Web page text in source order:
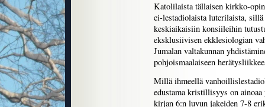
Katolilaista tällaisen kirkko-
ei-lestadiolaista luterilaista,
keskiaikaisiin konsiileihin
eksklusiivisen ekklesiologian
Jumalan valtakunnan
pohjoismaalaiseen
Millä ihmeellä
edustama kristillisyys on ainoaa
kirjan 6:n luvun jakeiden 7-8